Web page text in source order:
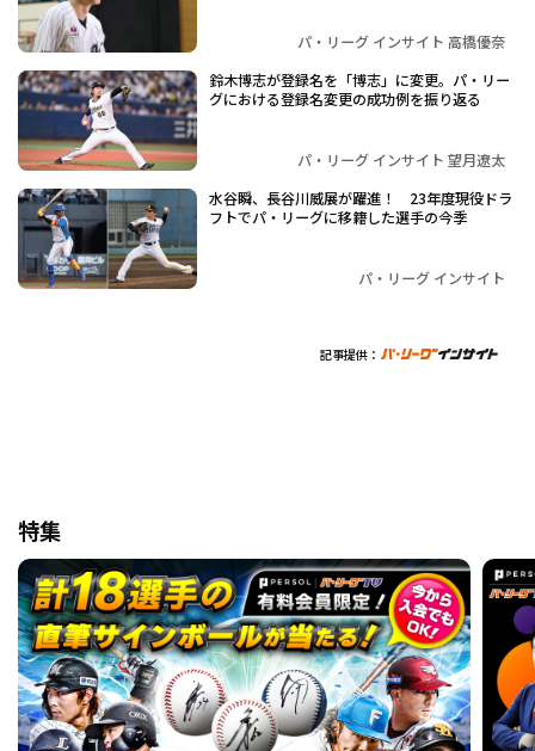
パ・リーグ インサイト 高橋優奈
鈴木博志が登録名を「博志」に変更。パ・リー
グにおける登録名変更の成功例を振り返る
パ・リーグ インサイト 望月遼太
水谷瞬、長谷川威展が躍進！ 23年度現役ドラ
フトでパ・リーグに移籍した選手の今季
パ・リーグ インサイト
記事提供：
特集